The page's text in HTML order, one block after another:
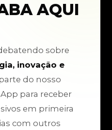
AQUI
sobre
inovação e
do nosso
para receber
em primeira
com outros